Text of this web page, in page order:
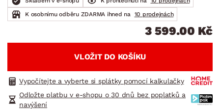
K osobnímu odběru ZDARMA ihned na
10 prodejnách
3 599.00 Kč
VLOŽIT DO KOŠÍKU
Vypočítejte a vyberte si splátky pomocí kalkulačky
Odložte platbu v e-shopu o 30 dnů bez poplatků a
navýšení